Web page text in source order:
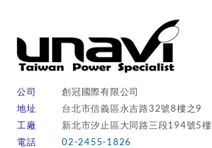
公司
創冠國際有限公司
地址
台北市信義區永吉路32號8樓之9
工廠
新北市汐止區大同路三段194號5樓
電話
02-2455-1826